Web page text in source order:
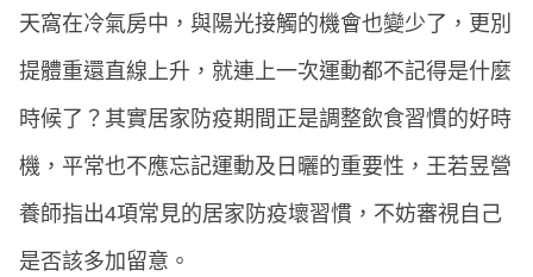
天窩在冷氣房中，與陽光接觸的機會也變少了，更別
提體重還直線上升，就連上一次運動都不記得是什麼
時候了？其實居家防疫期間正是調整飲食習慣的好時
機，平常也不應忘記運動及日曬的重要性，王若昱營
養師指出4項常見的居家防疫壞習慣，不妨審視自己
是否該多加留意。